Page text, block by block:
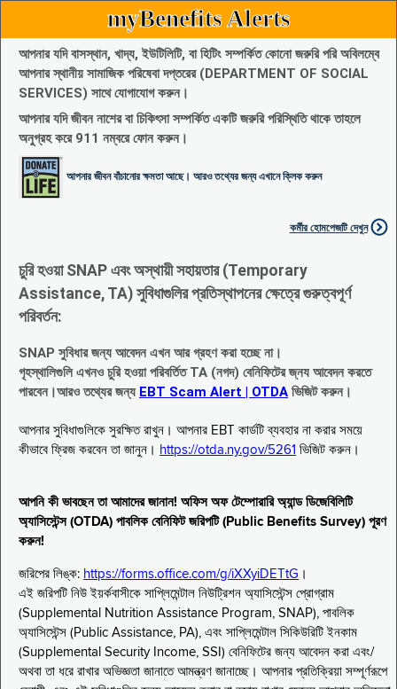
myBenefits Alerts
আপনার যদি বাসস্থান, খাদ্য, ইউটিলিটি, বা হিটিং সম্পর্কিত কোনো জরুরি পরি অবিলম্বে
আপনার স্থানীয় সামাজিক পরিষেবা দপ্তরের (DEPARTMENT OF SOCIAL
SERVICES) সাথে যোগাযোগ করুন।
আপনার যদি জীবন নাশের বা চিকিৎসা সম্পর্কিত একটি জরুরি পরিস্থিতি থাকে তাহলে
অনুগ্রহ করে 911 নম্বরে ফোন করুন।
আপনার জীবন বাঁচানোর ক্ষমতা আছে। আরও তথ্যের জন্য এখানে ক্লিক করুন
কর্মীর হোমপেজটি দেখুন
চুরি হওয়া SNAP এবং অস্থায়ী সহায়তার (Temporary
Assistance, TA) সুবিধাগুলির প্রতিস্থাপনের ক্ষেত্রে গুরুত্বপূর্ণ
পরিবর্তন:
SNAP সুবিধার জন্য আবেদন এখন আর গ্রহণ করা হচ্ছে না।
গৃহস্থালিগুলি এখনও চুরি হওয়া পরিবর্তিত TA (নগদ) বেনিফিটের জ্নয আবেদন করতে
পারবেন।আরও তথ্যের জন্য EBT Scam Alert | OTDA ভিজিট করুন।
আপনার সুবিধাগুলিকে সুরক্ষিত রাখুন। আপনার EBT কার্ডটি ব্যবহার না করার সময়ে
কীভাবে ফ্রিজ করবেন তা জানুন। https://otda.ny.gov/5261 ভিজিট করুন।
আপনি কী ভাবছেন তা আমাদের জানান! অফিস অফ টেম্পোরারি অ্যান্ড ডিজেবিলিটি
অ্যাসিস্টেন্স (OTDA) পাবলিক বেনিফিট জরিপটি (Public Benefits Survey) পূরণ
করুন!
জরিপের লিঙ্ক: https://forms.office.com/g/iXXyiDETtG ।
এই জরিপটি নিউ ইয়র্কবাসীকে সাপ্লিমেন্টাল নিউট্রিশন অ্যাসিস্টেন্স প্রোগ্রাম
(Supplemental Nutrition Assistance Program, SNAP), পাবলিক
অ্যাসিস্টেন্স (Public Assistance, PA), এবং সাপ্লিমেন্টাল সিকিউরিটি ইনকাম
(Supplemental Security Income, SSI) বেনিফিটের জন্য আবেদন করা এবং/
অথবা তা ধরে রাখার অভিজ্ঞতা জানাতে আমন্ত্রণ জানাচ্ছে। আপনার প্রতিক্রিয়া সম্পূর্ণরূপে